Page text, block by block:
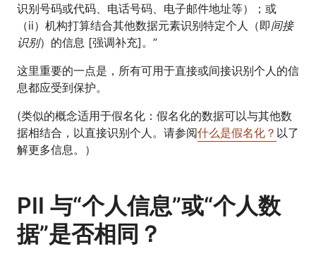
识别号码或代码、电话号码、电子邮件地址等）；或
（ii）机构打算结合其他数据元素识别特定个人（即间接
识别）的信息 [强调补充]。”
这里重要的一点是，所有可用于直接或间接识别个人的信
息都应受到保护。
(类似的概念适用于假名化：假名化的数据可以与其他数
据相结合，以直接识别个人。请参阅什么是假名化？ 以了
解更多信息。）
PII 与“个人信息”或“个人数
据”是否相同？